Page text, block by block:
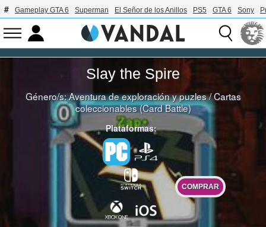
Gameplay GTA 6 Superman El Señor de los Anillos PS5 GTA 6 Sony
Slay the Spire
Género/s:Aventura de exploración y puzles/Cartas
coleccionables (Card Battle)
Plataformas:
COMPRAR